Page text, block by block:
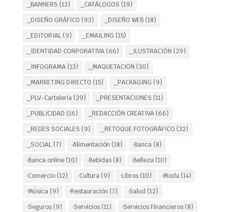
_BANNERS (12) _CATÁLOGOS (19)
_DISEÑO GRÁFICO (93) _DISEÑO WEB(18)
_EDITORIAL(9) _EMAILING (15)
_IDENTIDAD CORPORATIVA(66) _ILUSTRACIÓN (29)
_INFOGRAMA(13) _MAQUETACIÖN (30)
_MARKETING DIRECTO (15) _PACKAGING (9)
_PLV-Carteleria(29) _PRESENTACIONES (11)
_PUBLICIDAD (16) _REDACCIÓN CREATIVA(66)
_REDES SOCIALES (9) _RETOQUE FOTOGRÁFICO (32)
_SOCIAL(7) ·Alimentación (18) ·Banca(8)
·Banca online(10) ·Bebidas(8) ·Belleza(10)
·Comercio(12) ·Cultura(9) ·Libros(10) ·Moda(14)
·Música(9) ·Restauración (7) ·Salud (12)
·Seguros(9) ·Servicios(11) ·Servicios Financieros(8)